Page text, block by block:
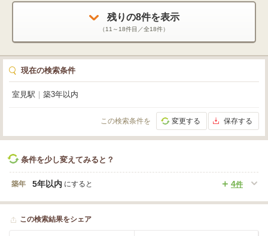
す。小売・物販、美容・健康・介護、教育・スクールなど、幅広い業種におす
すめですよ。新しい一歩を踏み出す皆様を応援するこの物件で、理想のビジネ
スを実現しませんか？ぜひ一度、現地をご覧になってみてください。
残りの8件を表示
（11～18件目／全18件）
現在の検索条件
室見駅 築3年以内
この検索条件を 変更する 保存する
条件を少し変えてみると？
築年 4件
5年以内 にすると
この検索結果をシェア